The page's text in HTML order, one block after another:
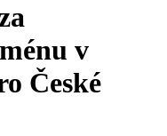
v
České